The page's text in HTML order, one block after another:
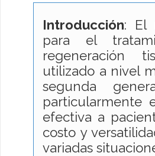
Introducción: El
para el
regeneración
utilizado a nivel
segunda
particularmente
efectiva a
costo y
variadas